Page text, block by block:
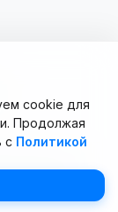
Все права
cookie для
Продолжая
с Политикой